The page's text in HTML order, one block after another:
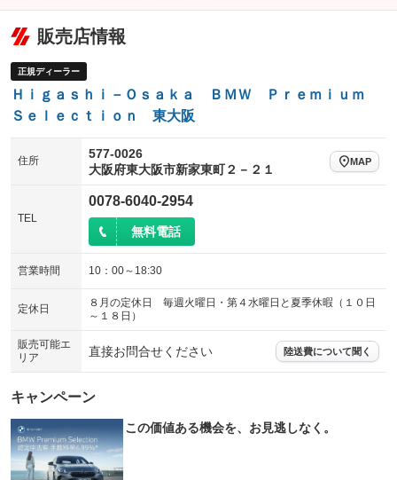
販売店情報
正規ディーラー
Ｈｉｇａｓｈｉ－Ｏｓａｋａ ＢＭＷ Ｐｒｅｍｉｕｍ
Ｓｅｌｅｃｔｉｏｎ 東大阪
住所
577-0026
大阪府東大阪市新家東町２－２１
MAP
TEL
0078-6040-2954
無料電話
営業時間 10：00～18:30
定休日
８月の定休日 毎週火曜日・第４水曜日と夏季休暇（１０日
～１８日）
販売可能エ
リア
直接お問合せください 陸送費について聞く
キャンペーン
この価値ある機会を、お見逃しなく。